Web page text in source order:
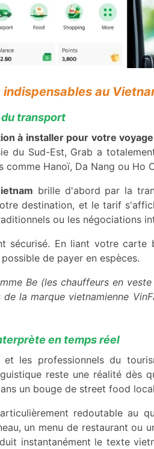
au
du transport
à installer pour votre
du Sud-Est, Grab a
comme Hanoï, Da Nang ou Ho
brille d'abord par la
destination, et le tarif
ou les négociations
sécurisé. En liant votre carte
de payer en espèces.
Be (les chauffeurs en
la marque vietnamienne
en temps réel
et les professionnels du
reste une réalité dès
un bouge de street food
redoutable au
un menu de restaurant ou
instantanément le texte